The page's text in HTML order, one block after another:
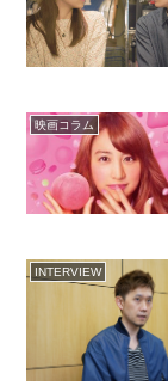
映画コラム
INTERVIEW